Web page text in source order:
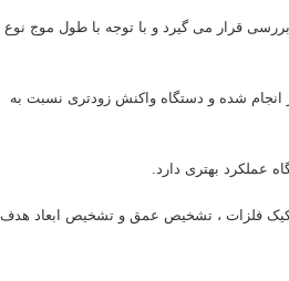
قرار می گیرد و با توجه با طول موج نوع
شده و دستگاه واکنش زودتری نسبت به
عملکرد بهتری دارد.
فلزات ، تشخیص عمق و تشخیص ابعاد هدف